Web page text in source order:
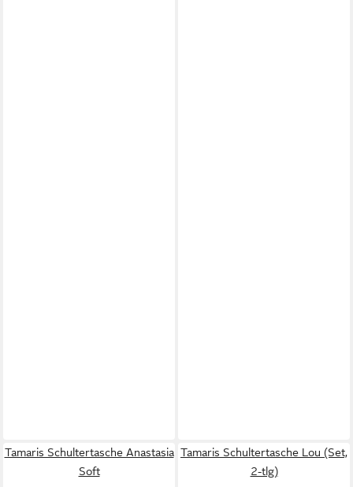
Tamaris Schultertasche Anastasia
Soft
Tamaris Schultertasche Lou (Set,
2-tlg)